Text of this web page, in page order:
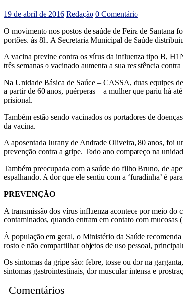
19 de abril de 2016 Redação 0 Comentário
O movimento nos postos de saúde de Feira de Santana
portões, às 8h. A Secretaria Municipal de Saúde
A vacina previne contra os vírus da influenza tipo B,
três semanas o vacinado aumenta a sua resistência contra
Na Unidade Básica de Saúde – CASSA, duas equipes
a partir de 60 anos, puérperas – a mulher que pariu há
prisional.
Também estão sendo vacinados os portadores de
da vacina.
A aposentada Jurany de Andrade Oliveira, 80 anos, foi
prevenção contra a gripe. Todo ano compareço na
Também preocupada com a saúde do filho Bruno, de
espalhando. A dor que ele sentiu com a ‘furadinha’ é
PREVENÇÃO
A transmissão dos vírus influenza acontece por meio do
contaminados, quando entram em contato com mucosas
À população em geral, o Ministério da Saúde
rosto e não compartilhar objetos de uso pessoal,
Os sintomas da gripe são: febre, tosse ou dor na
sintomas gastrointestinais, dor muscular intensa e
Comentários